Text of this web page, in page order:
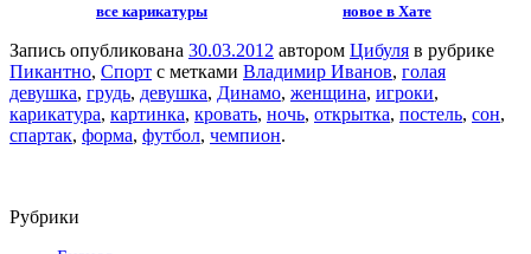
все карикатуры новое в Хате
Запись опубликована 30.03.2012 автором Цибуля в рубрике
Пикантно, Спорт с метками Владимир Иванов, голая
девушка, грудь, девушка, Динамо, женщина, игроки,
карикатура, картинка, кровать, ночь, открытка, постель, сон,
спартак, форма, футбол, чемпион.
Рубрики